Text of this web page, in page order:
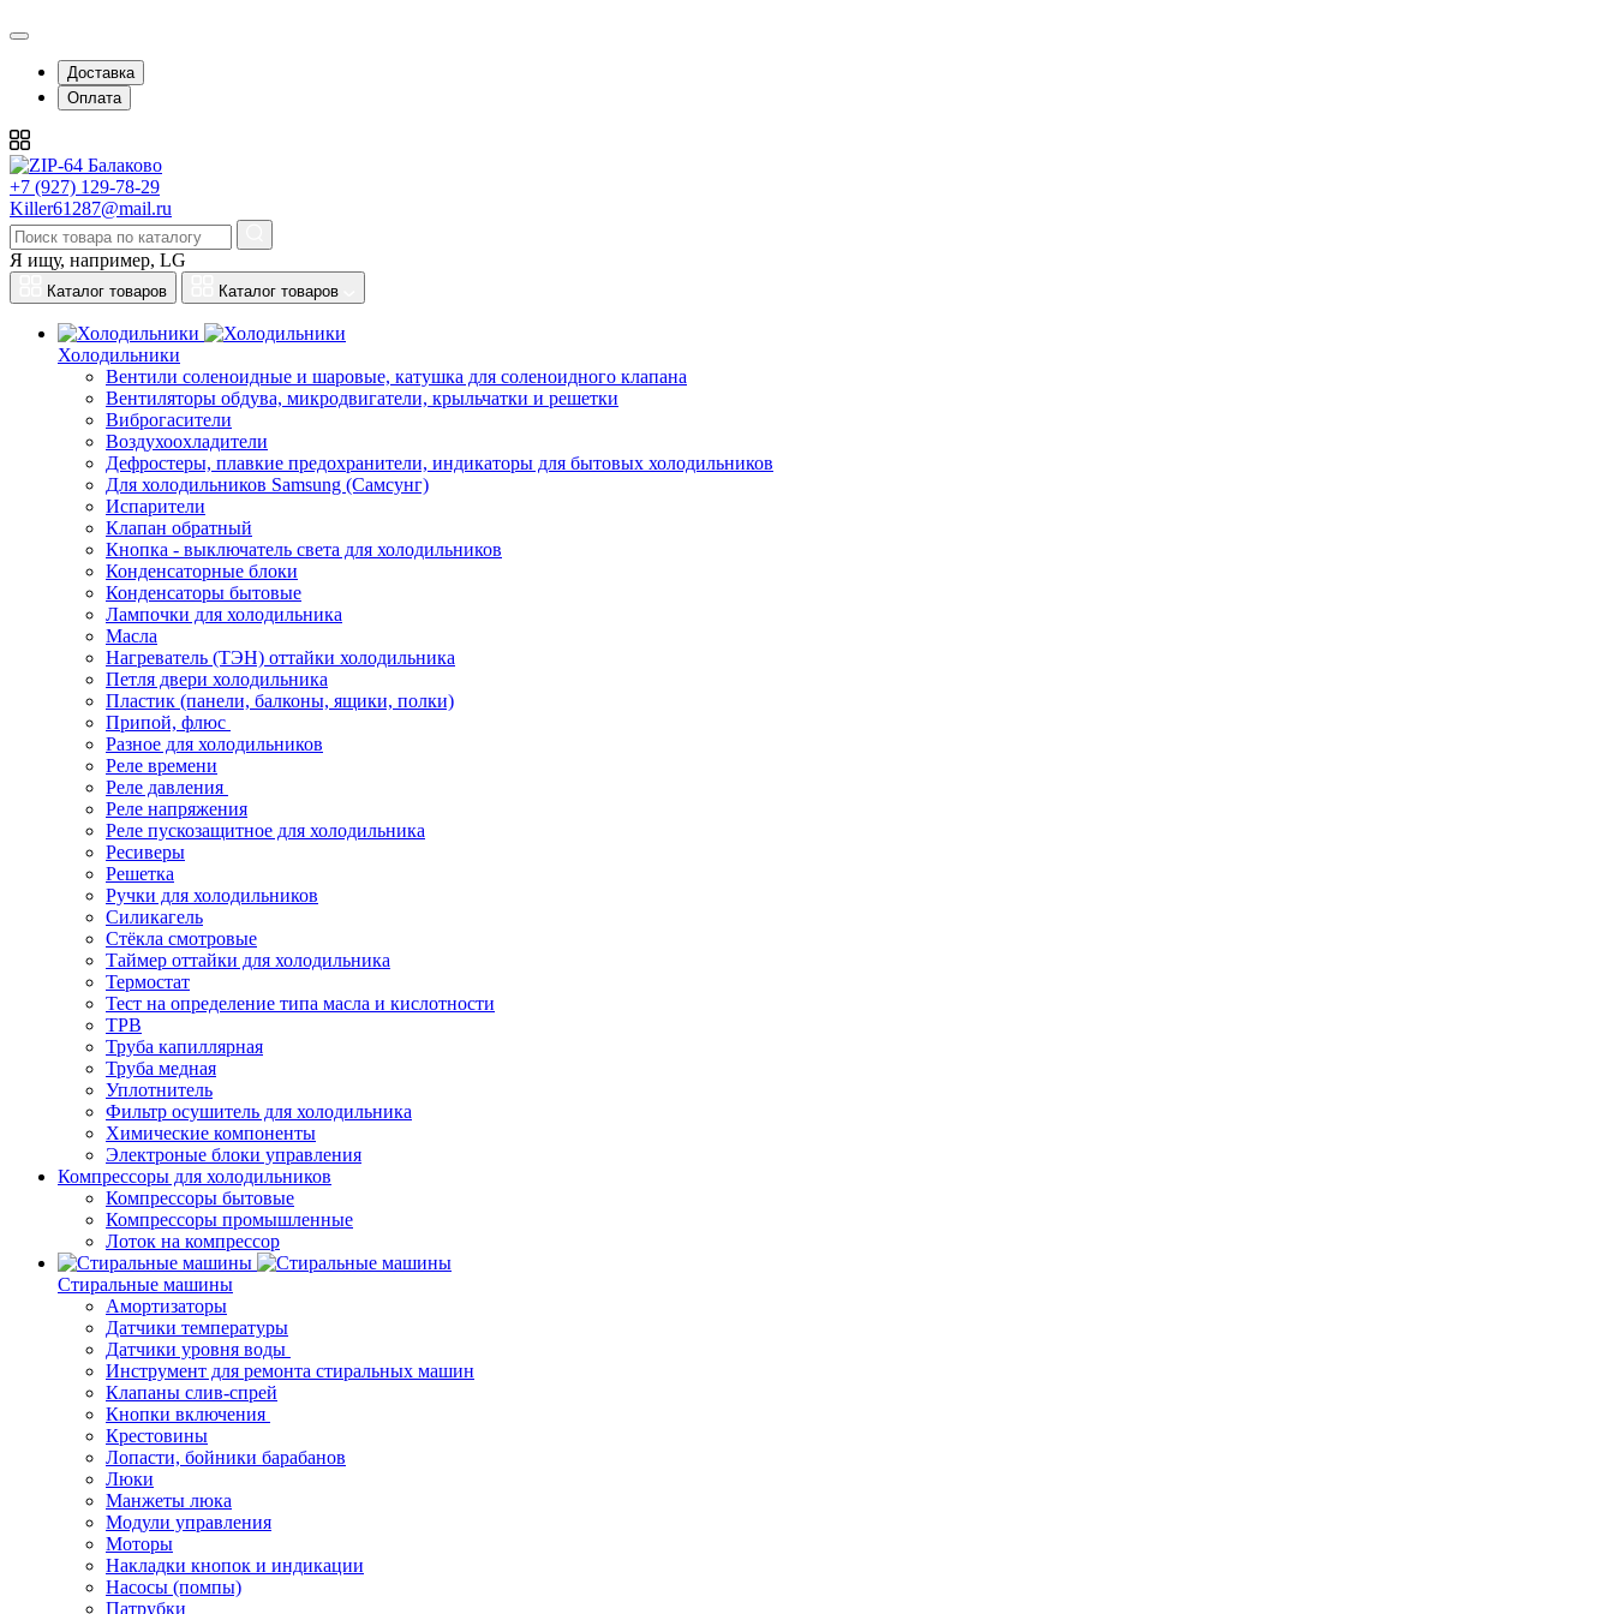
Доставка
Оплата
+7 (927) 129-78-29
Killer61287@mail.ru
Я ищу, например, LG
Каталог товаров Каталог товаров
Холодильники
Вентили соленоидные и шаровые, катушка для соленоидного клапана
Вентиляторы обдува, микродвигатели, крыльчатки и решетки
Виброгасители
Воздухоохладители
Дефростеры, плавкие предохранители, индикаторы для бытовых холодильников
Для холодильников Samsung (Самсунг)
Испарители
Клапан обратный
Кнопка - выключатель света для холодильников
Конденсаторные блоки
Конденсаторы бытовые
Лампочки для холодильника
Масла
Нагреватель (ТЭН) оттайки холодильника
Петля двери холодильника
Пластик (панели, балконы, ящики, полки)
Припой, флюс
Разное для холодильников
Реле времени
Реле давления
Реле напряжения
Реле пускозащитное для холодильника
Ресиверы
Решетка
Ручки для холодильников
Силикагель
Стёкла смотровые
Таймер оттайки для холодильника
Термостат
Тест на определение типа масла и кислотности
ТРВ
Труба капиллярная
Труба медная
Уплотнитель
Фильтр осушитель для холодильника
Химические компоненты
Электроные блоки управления
Компрессоры для холодильников
Компрессоры бытовые
Компрессоры промышленные
Лоток на компрессор
Стиральные машины
Амортизаторы
Датчики температуры
Датчики уровня воды
Инструмент для ремонта стиральных машин
Клапаны слив-спрей
Кнопки включения
Крестовины
Лопасти, бойники барабанов
Люки
Манжеты люка
Модули управления
Моторы
Накладки кнопок и индикации
Насосы (помпы)
Патрубки